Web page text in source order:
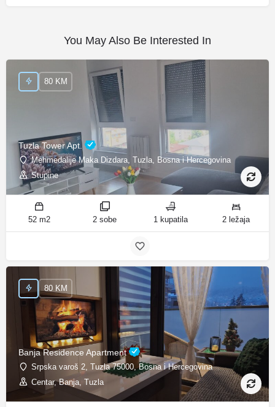
You May Also Be Interested In
Tuzla Tower Apt.
Mehmedalije Maka Dizdara, Tuzla, Bosna i Hercegovina
Stupine
80 KM
52 m2 2 sobe 1 kupatila 2 ležaja
Banja Residence Apartment
Srpska varoš 2, Tuzla 75000, Bosna i Hercegovina
Centar, Banja, Tuzla
80 KM